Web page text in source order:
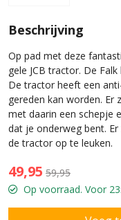
Beschrijving
Op pad met deze
gele JCB tractor. De
De tractor heeft een
gereden kan worden. Er
met daarin een schepje
dat je onderweg bent.
de tractor op te leuken.
49,95 59,95
Op voorraad. Voor